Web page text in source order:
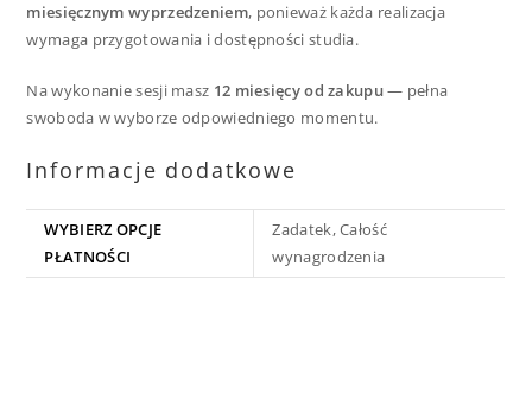
miesięcznym wyprzedzeniem, ponieważ każda realizacja
wymaga przygotowania i dostępności studia.
Na wykonanie sesji masz 12 miesięcy od zakupu— pełna
swoboda w wyborze odpowiedniego momentu.
Informacje dodatkowe
WYBIERZ OPCJE
PŁATNOŚCI
Zadatek, Całość
wynagrodzenia